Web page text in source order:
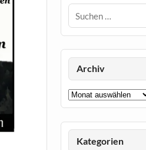
Archiv
Archiv
Kategorien